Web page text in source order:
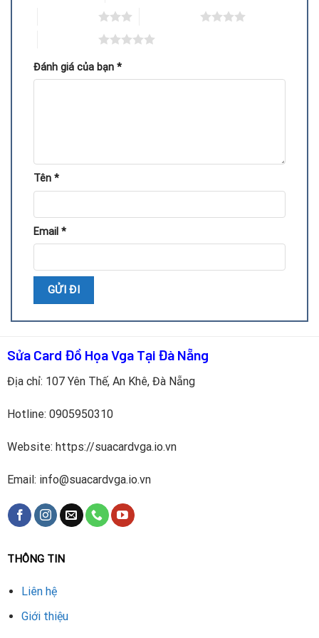
MSI Afterburner.
Lỗi hình ảnh: Màn hình sọc, nhiễu hoặc game crash.
phí.
Quy Trình Thay Quạt Fan Tản Nhiệt VGA GTX 650 Ti
Kiểm tra tình trạng
Vệ sinh card
Đánh giá của bạn *
Tên *
Email *
Sửa Card Đồ Họa Vga Tại Đà Nẵng
Địa chỉ: 107 Yên Thế, An Khê, Đà Nẵng
Hotline: 0905950310
Website: https://suacardvga.io.vn
Email: info@suacardvga.io.vn
THÔNG TIN
Liên hệ
Giới thiệu